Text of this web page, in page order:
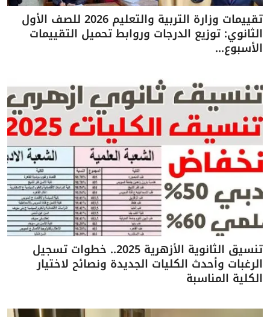
تقييمات وزارة التربية والتعليم 2026 للصف الأول
الثانوي: توزيع الدرجات وروابط تحميل التقييمات
الأسبوع...
تنسيق الثانوية الأزهرية 2025.. خطوات تسجيل
الرغبات وأحدث الكليات الجديدة ونصائح لاختيار
الكلية المناسبة